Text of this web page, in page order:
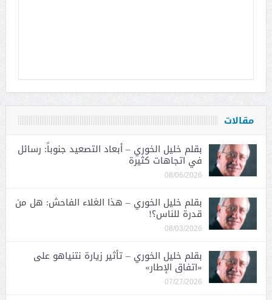
مقالات
بقلم خليل الخوري – أبعاد التصعيد جنوباً: رسائل
في اتجاهات كثيرة
08/06/2026
بقلم خليل الخوري – هذا الغلاء الفاحش: هل من
قدرة للناس؟!
08/03/2026
بقلم خليل الخوري – تأثير زيارة نتنياهو على
«اتفاق الإطار»
07/27/2026